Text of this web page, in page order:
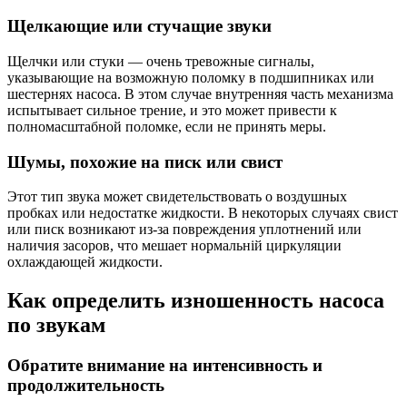
Щелкающие или стучащие звуки
Щелчки или стуки — очень тревожные сигналы,
указывающие на возможную поломку в подшипниках или
шестернях насоса. В этом случае внутренняя часть механизма
испытывает сильное трение, и это может привести к
полномасштабной поломке, если не принять меры.
Шумы, похожие на писк или свист
Этот тип звука может свидетельствовать о воздушных
пробках или недостатке жидкости. В некоторых случаях свист
или писк возникают из-за повреждения уплотнений или
наличия засоров, что мешает нормальній циркуляции
охлаждающей жидкости.
Как определить изношенность насоса
по звукам
Обратите внимание на интенсивность и
продолжительность